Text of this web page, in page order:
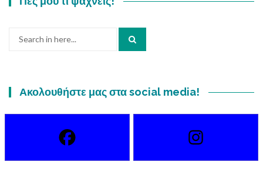
Ακολουθήστε μας στα social media!